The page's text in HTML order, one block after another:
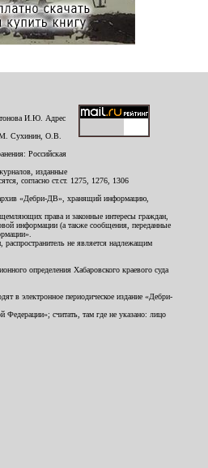
И.Ю. Адрес
Сухинин, О.В.
Российская
изданные
согласно ст.ст. 1275, 1276, 1306
«Дебри-ДВ», хранящий информацию,
права и законные интересы граждан,
информации (а также сообщения, переданные
не является надлежащим
определения Хабаровского краевого суда
в электронное периодическое издание «Дебри-
считать, там где не указано: лицо